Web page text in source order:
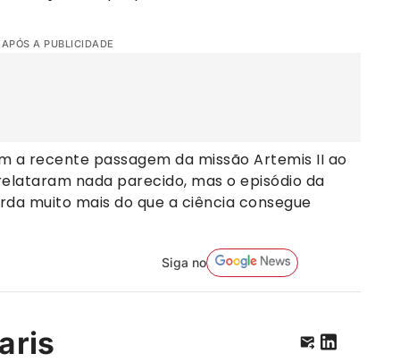
A PUBLICIDADE
a recente passagem da missão Artemis II ao
nada parecido, mas o episódio da
muito mais do que a ciência consegue
Siga no